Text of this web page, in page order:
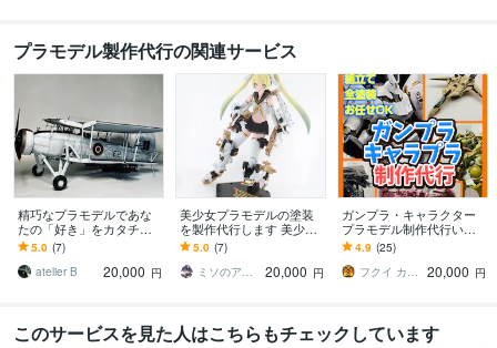
プラモデル製作代行の関連サービス
精巧なプラモデルであな
たの「好き」をカタチに
します Bring joy to your sp
ace.
5.0 (7)
atelier B
20,000 円
美少女プラモデルの塗装
を製作代行します 美少女
プラモ専門 メガミデバイ
ス FAガール 30ms
5.0 (7)
ミソのアトリエ
20,000 円
ガンプラ・キャラクター
プラモデル制作代行いた
します ご自身が望む世界
で唯一の作品を手にでき
ます！
4.9 (25)
フクイ カズヤ
20,000 円
このサービスを見た人はこちらもチェックしています